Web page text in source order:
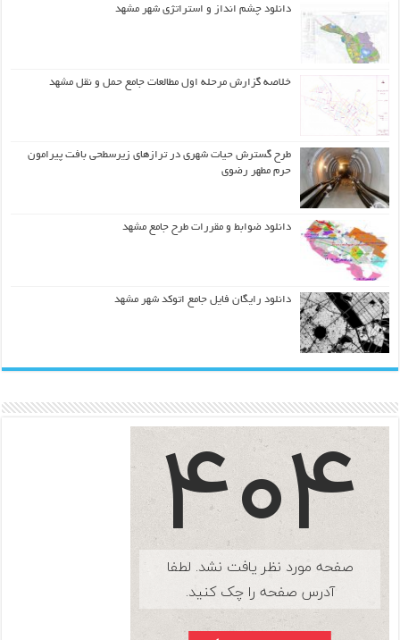
دانلود چشم انداز و استراتژی شهر مشهد
خلاصه گزارش مرحله اول مطالعات جامع حمل و نقل مشهد
طرح گسترش حیات شهري در ترازهاي زیرسطحی بافت پیرامون
حرم مطهر رضوي
دانلود ضوابط و مقررات طرح جامع مشهد
دانلود رایگان فایل جامع اتوکد شهر مشهد